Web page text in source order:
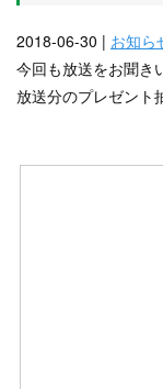
2018-06-30 | お知ら
今回も放送をお聞き
放送分のプレゼント